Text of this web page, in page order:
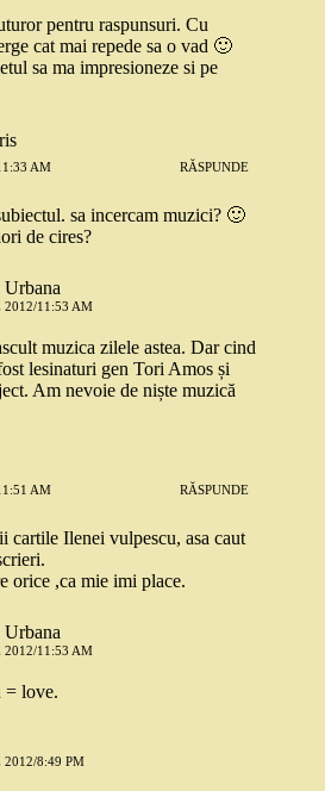
pentru raspunsuri. Cu
cat mai repede sa o vad 🙂
sa ma impresioneze si pe
AM RĂSPUNDE
sa incercam muzici? 🙂
de cires?
Urbana
2012/11:53 AM
muzica zilele astea. Dar cind
lesinaturi gen Tori Amos și
Am nevoie de niște muzică
AM RĂSPUNDE
cartile Ilenei vulpescu, asa caut
orice ,ca mie imi place.
Urbana
2012/11:53 AM
= love.
2012/8:49 PM